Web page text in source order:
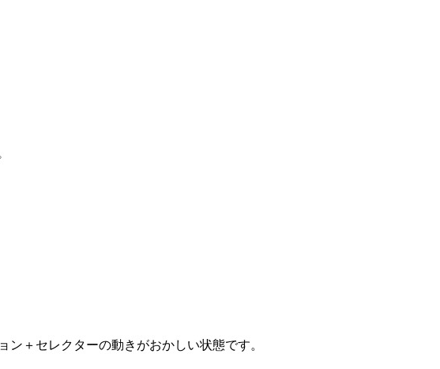
＋セレクターの動きがおかしい状態です。